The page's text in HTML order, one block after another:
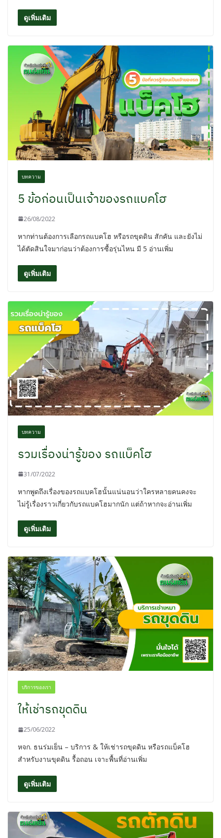
ดูเพิ่มเติม
บทความ
5 ข้อก่อนเป็นเจ้าของรถแบคโฮ
26/08/2022
หากท่านต้องการเลือกรถแบคโฮ หรือรถขุดดิน สักคัน และยังไม่
ได้ตัดสินใจมาก่อนว่าต้องการซื้อรุ่นไหน มี 5 อ่านเพิ่ม
ดูเพิ่มเติม
บทความ
รวมเรื่องน่ารู้ของ รถแบ็คโฮ
31/07/2022
หากพูดถึงเรื่องของรถแบคโฮนั้นแน่นอนว่าใครหลายคนคงจะ
ไม่รู้เรื่องราวเกี่ยวกับรถแบคโฮมากนัก แต่ถ้าหากจะอ่านเพิ่ม
ดูเพิ่มเติม
บริการของเรา
ให้เช่ารถขุดดิน
25/06/2022
หจก. ธนร่มเย็น – บริการ & ให้เช่ารถขุดดิน หรือรถแบ็คโฮ
สำหรับงานขุดดิน รื้อถอน เจาะพื้นที่อ่านเพิ่ม
ดูเพิ่มเติม